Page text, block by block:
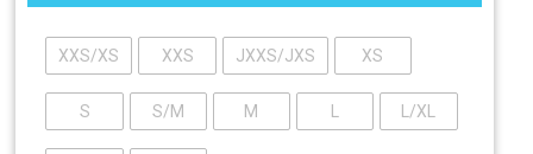
XXS/XS XXS JXXS/JXS XS
S S/M M L/XL